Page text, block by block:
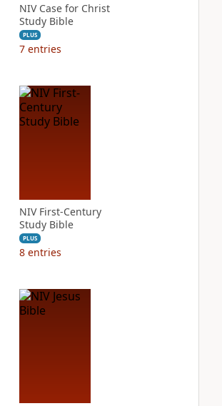
NIV Case for Christ
Study Bible
PLUS
7 entries
NIV First-Century
Study Bible
PLUS
8 entries